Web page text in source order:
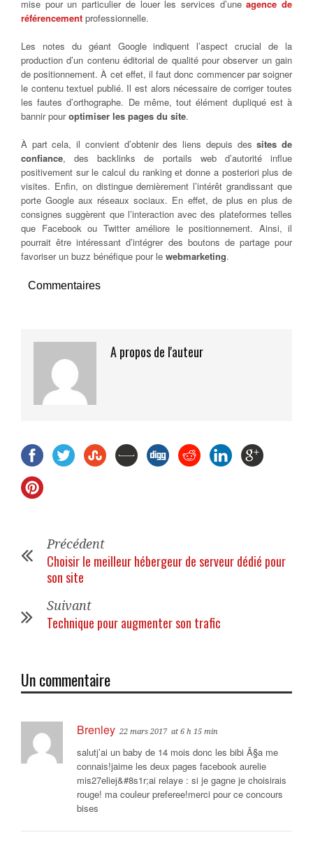
mise pour un particulier de louer les services d’uneagence de
référencement professionnelle.
Les notes du géant Google indiquent l’aspect crucial de la
production d’un contenu éditorial de qualité pour observer un gain
de positionnement. À cet effet, il faut donc commencer par soigner
le contenu textuel publié. Il est alors nécessaire de corriger toutes
les fautes d’orthographe. De même, tout élément dupliqué est à
bannir pouroptimiser les pages du site.
À part cela, il convient d’obtenir des liens depuis dessites de
confiance, des backlinks de portails web d’autorité influe
positivement sur le calcul du ranking et donne a posteriori plus de
visites. Enfin, on distingue dernièrement l’intérêt grandissant que
porte Google aux réseaux sociaux. En effet, de plus en plus de
consignes suggèrent que l’interaction avec des plateformes telles
que Facebook ou Twitter améliore le positionnement. Ainsi, il
pourrait être intéressant d’intégrer des boutons de partage pour
favoriser un buzz bénéfique pour le webmarketing.
Commentaires
A propos de l'auteur
Précédent
Choisir le meilleur hébergeur de serveur dédié pour
son site
Suivant
Technique pour augmenter son trafic
Un commentaire
Brenley 22 mars 2017 at 6 h 15 min
salutj’ai un baby de 14 mois donc les bibi Ã§a me
connais!jaime les deux pages facebook aurelie
mis27eliej&#8s1r;ai relaye : si je gagne je choisirais
rouge! ma couleur preferee!merci pour ce concours
bises